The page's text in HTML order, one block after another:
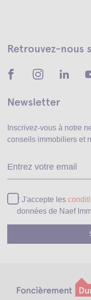
Retrouvez-nous
Newsletter
Inscrivez-vous à notre
conseils immobiliers et
* J'accepte les
données de Naef